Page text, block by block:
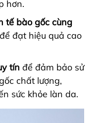
hơn.
tế bào gốc cùng
để đạt hiệu quả cao
tín để đảm bảo sử
chất lượng,
sức khỏe làn da.